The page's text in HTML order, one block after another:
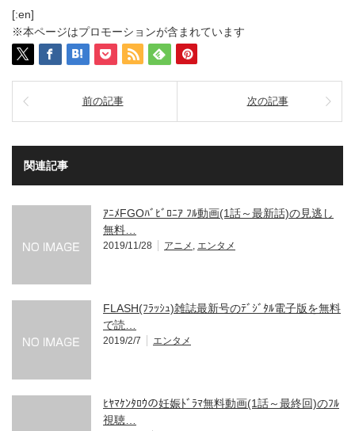
[:en]
※本ページはプロモーションが含まれています
前の記事 次の記事
関連記事
ｱﾆﾒFGOﾊﾞﾋﾞﾛﾆｱ ﾌﾙ動画(1話～最新話)の見逃し
無料…
2019/11/28 アニメ エンタメ
FLASH(ﾌﾗｯｼｭ)雑誌最新号のﾃﾞｼﾞﾀﾙ電子版を無料
で読…
2019/2/7 エンタメ
ﾋﾔﾏｹﾝﾀﾛｳの妊娠ﾄﾞﾗﾏ無料動画(1話～最終回)のﾌﾙ
視聴…